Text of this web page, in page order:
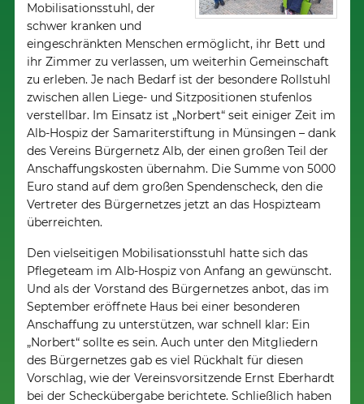
Mobilisationsstuhl, der
schwer kranken und
eingeschränkten Menschen ermöglicht, ihr Bett und
ihr Zimmer zu verlassen, um weiterhin Gemeinschaft
zu erleben. Je nach Bedarf ist der besondere Rollstuhl
zwischen allen Liege- und Sitzpositionen stufenlos
verstellbar. Im Einsatz ist „Norbert“ seit einiger Zeit im
Alb-Hospiz der Samariterstiftung in Münsingen – dank
des Vereins Bürgernetz Alb, der einen großen Teil der
Anschaffungskosten übernahm. Die Summe von 5000
Euro stand auf dem großen Spendenscheck, den die
Vertreter des Bürgernetzes jetzt an das Hospizteam
überreichten.
Den vielseitigen Mobilisationsstuhl hatte sich das
Pflegeteam im Alb-Hospiz von Anfang an gewünscht.
Und als der Vorstand des Bürgernetzes anbot, das im
September eröffnete Haus bei einer besonderen
Anschaffung zu unterstützen, war schnell klar: Ein
„Norbert“ sollte es sein. Auch unter den Mitgliedern
des Bürgernetzes gab es viel Rückhalt für diesen
Vorschlag, wie der Vereinsvorsitzende Ernst Eberhardt
bei der Scheckübergabe berichtete. Schließlich haben